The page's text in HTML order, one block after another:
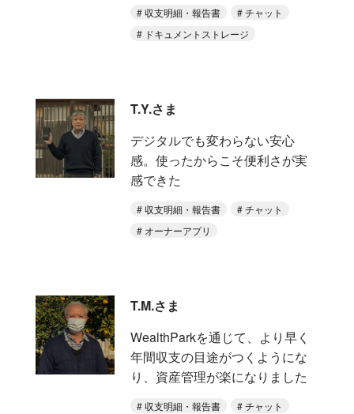
収支明細・報告書
チャット
ドキュメントストレージ
T.Y.さま
デジタルでも変わらない安心
感。使ったからこそ便利さが実
感できた
収支明細・報告書
チャット
オーナーアプリ
T.M.さま
WealthParkを通じて、より早く
年間収支の目途がつくようにな
り、資産管理が楽になりました
収支明細・報告書
チャット